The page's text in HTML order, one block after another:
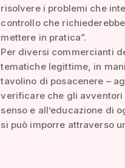
risolvere i problemi che
controllo che
mettere in pratica”.
Per diversi commercianti
tematiche legittime, in
tavolino di posacenere –
verificare che gli avventori
senso e all’educazione di
si può imporre attraverso